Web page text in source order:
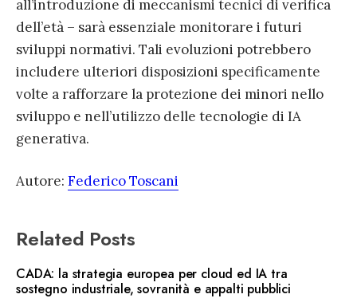
all’introduzione di meccanismi tecnici di verifica
dell’età – sarà essenziale monitorare i futuri
sviluppi normativi. Tali evoluzioni potrebbero
includere ulteriori disposizioni specificamente
volte a rafforzare la protezione dei minori nello
sviluppo e nell’utilizzo delle tecnologie di IA
generativa.
Autore: Federico Toscani
Related Posts
CADA: la strategia europea per cloud ed IA tra
sostegno industriale, sovranità e appalti pubblici